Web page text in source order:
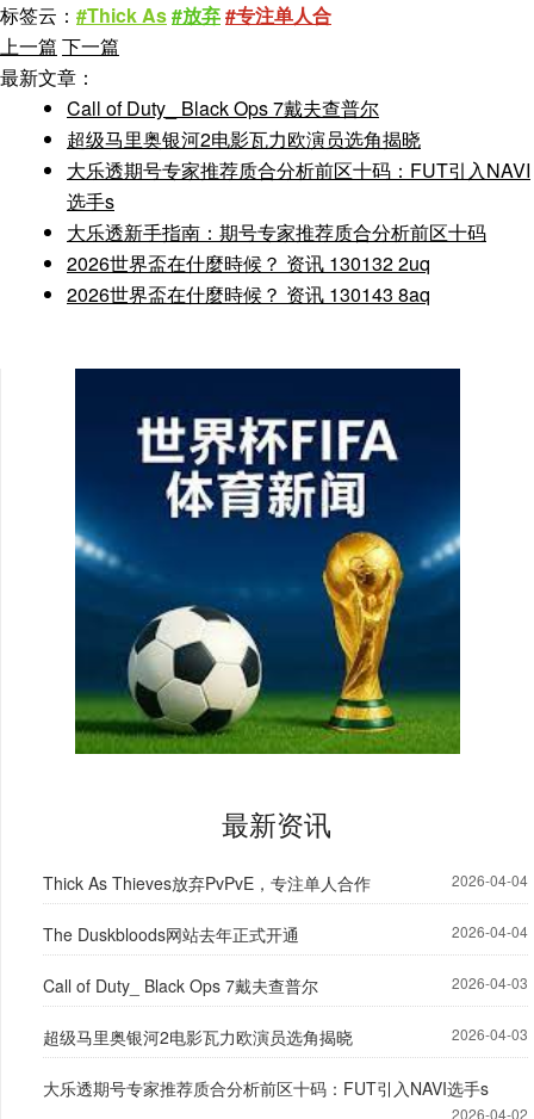
标签云： #Thick As#放弃#专注单人合
上一篇 下一篇
最新文章：
Call of Duty_ Black Ops 7戴夫查普尔
超级马里奥银河2电影瓦力欧演员选角揭晓
大乐透期号专家推荐质合分析前区十码：FUT引入NAVI
选手s
大乐透新手指南：期号专家推荐质合分析前区十码
2026世界盃在什麼時候？ 资讯 130132 2uq
2026世界盃在什麼時候？ 资讯 130143 8aq
最新资讯
Thick As Thieves放弃PvPvE，专注单人合作 2026-04-04
The Duskbloods网站去年正式开通 2026-04-04
Call of Duty_ Black Ops 7戴夫查普尔 2026-04-03
超级马里奥银河2电影瓦力欧演员选角揭晓 2026-04-03
大乐透期号专家推荐质合分析前区十码：FUT引入NAVI选手s
2026-04-02